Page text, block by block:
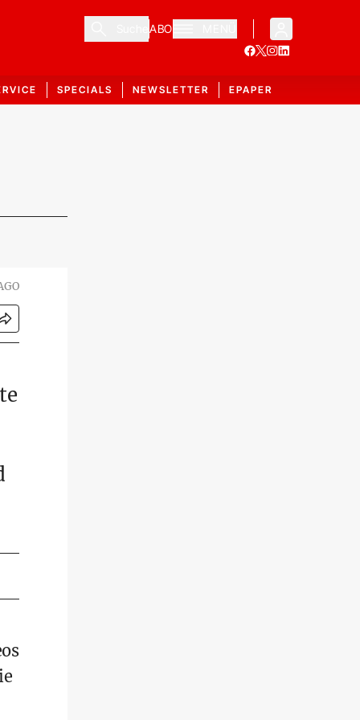
ABO
SPECIALS NEWSLETTER EPAPER